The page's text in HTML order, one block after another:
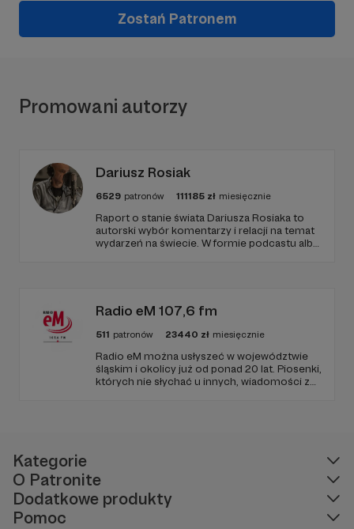
Zostań Patronem
Promowani autorzy
Dariusz Rosiak
6529 patronów 111185 zł miesięcznie
Raport o stanie świata Dariusza Rosiaka to
autorski wybór komentarzy i relacji na temat
wydarzeń na świecie. W formie podcastu albo
Radio eM 107,6 fm
511 patronów 23440 zł miesięcznie
Radio eM można usłyszeć w województwie
śląskim i okolicy już od ponad 20 lat. Piosenki,
których nie słychać u innych, wiadomości z
Kategorie
O Patronite
Dodatkowe produkty
Pomoc